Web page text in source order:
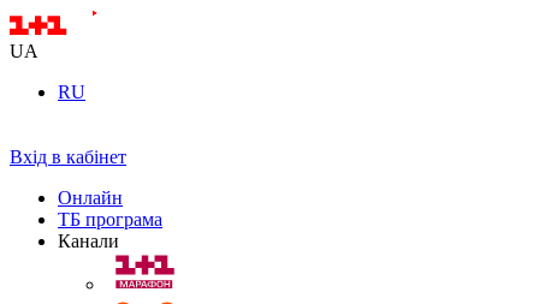
UA
RU
Вхід в кабінет
Онлайн
ТБ програма
Канали